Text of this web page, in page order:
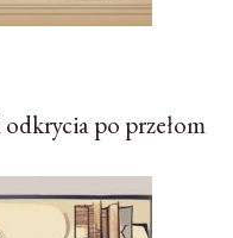
po przełom